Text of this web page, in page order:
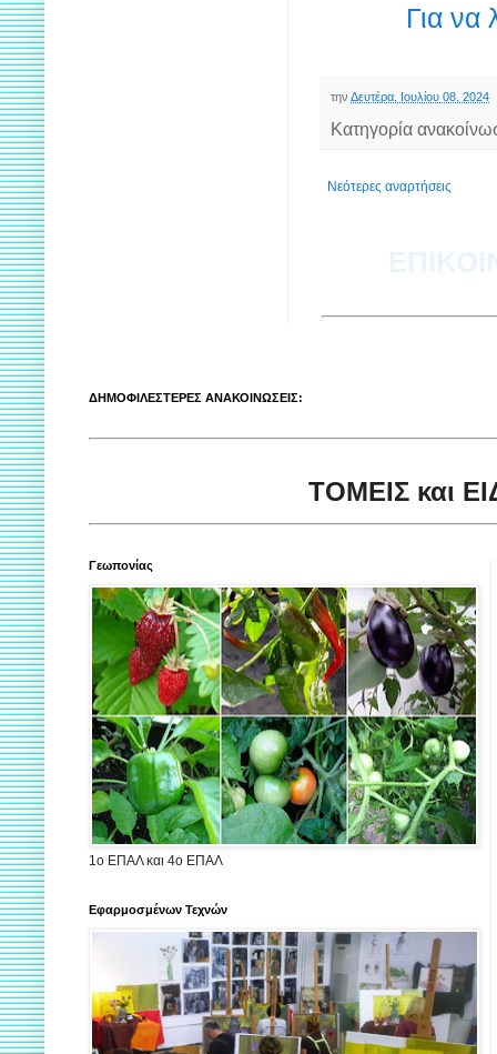
Για να
την Δευτέρα, Ιουλίου 08, 2024
Κατηγορία
Νεότερες αναρτήσεις
ΔΗΜΟΦΙΛΕΣΤΕΡΕΣ ΑΝΑΚΟΙΝΩΣΕΙΣ:
ΤΟΜΕΙΣ και
Γεωπονίας
1ο ΕΠΑΛ και 4ο ΕΠΑΛ
Εφαρμοσμένων Τεχνών